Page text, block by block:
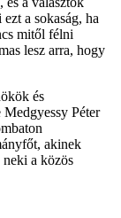
a sokaság, ha
mitől félni
lesz arra, hogy
és
Péter
akinek
a közös